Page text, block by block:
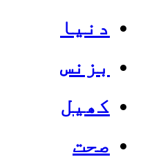
دنیا
بزنس
کھیل
صحت